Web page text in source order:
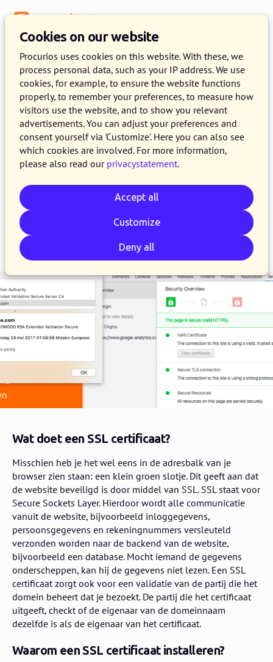
Cookies on our website
Procurios uses cookies on this website. With these, we
process personal data, such as your IP address. We use
cookies, for example, to ensure the website functions
properly, to remember your preferences, to measure how
visitors use the website, and to show you relevant
advertisements. You can adjust your preferences and
consent yourself via 'Customize'. Here you can also see
which cookies are involved. For more information,
please also read our privacystatement.
Accept all
Customize
Deny all
Beveilig gegevens met een SSL
certificaat
19 SEPTEMBER 2016 FIEKE VAN BUSSEL 4 MINUTE READ
Wist je dat het verstandig is om op je website
een SSL certificaat te hebben? Niet alleen als
relaties kunnen inloggen en gegevens kunnen
versturen, maar ook voor websites waarop dit
niet gebeurt. Zo is je website namelijk veiliger
én sneller.
Copy link
Wat doet een SSL certificaat?
Misschien heb je het wel eens in de adresbalk van je
browser zien staan: een klein groen slotje. Dit geeft aan dat
de website beveiligd is door middel van SSL. SSL staat voor
Secure Sockets Layer. Hierdoor wordt alle communicatie
vanuit de website, bijvoorbeeld inloggegevens,
persoonsgegevens en rekeningnummers versleuteld
verzonden worden naar de backend van de website,
bijvoorbeeld een database. Mocht iemand de gegevens
onderscheppen, kan hij de gegevens niet lezen. Een SSL
certificaat zorgt ook voor een validatie van de partij die het
domein beheert dat je bezoekt. De partij die het certificaat
uitgeeft, checkt of de eigenaar van de domeinnaam
dezelfde is als de eigenaar van het certificaat.
Waarom een SSL certificaat installeren?